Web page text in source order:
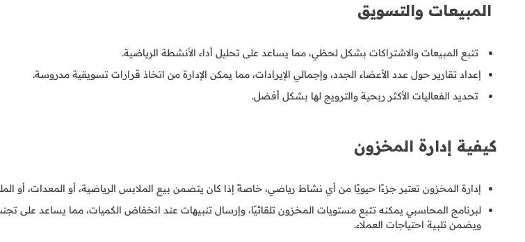
المبيعات والتسويق
تتبع المبيعات والاشتراكات بشكل لحظي، مما يساعد على تحليل أداء الأنشطة الرياضية.
إعداد تقارير حول عدد الأعضاء الجدد، وإجمالي الإيرادات، مما يمكن الإدارة من اتخاذ قرارات تسويقية مدروسة.
تحديد الفعاليات الأكثر ربحية والترويج لها بشكل أفضل.
كيفية إدارة المخزون
إدارة المخزون تعتبر جزءًا حيويًا من أي نشاط رياضي، خاصةً إذا كان يتضمن بيع الملابس الرياضية، أو المعدات، أو
لبرنامج المحاسبي يمكنه تتبع مستويات المخزون تلقائيًا، وإرسال تنبيهات عند انخفاض الكميات، مما يساعد على
ويضمن تلبية احتياجات العملاء.